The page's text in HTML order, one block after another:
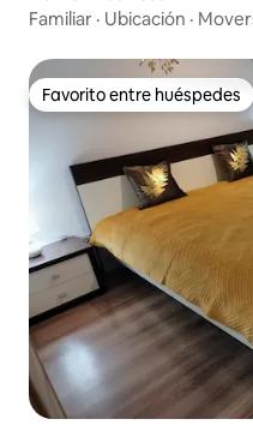
Familiar · Ubicación ·
Favorito entre huéspedes
Favorito entre huéspedes